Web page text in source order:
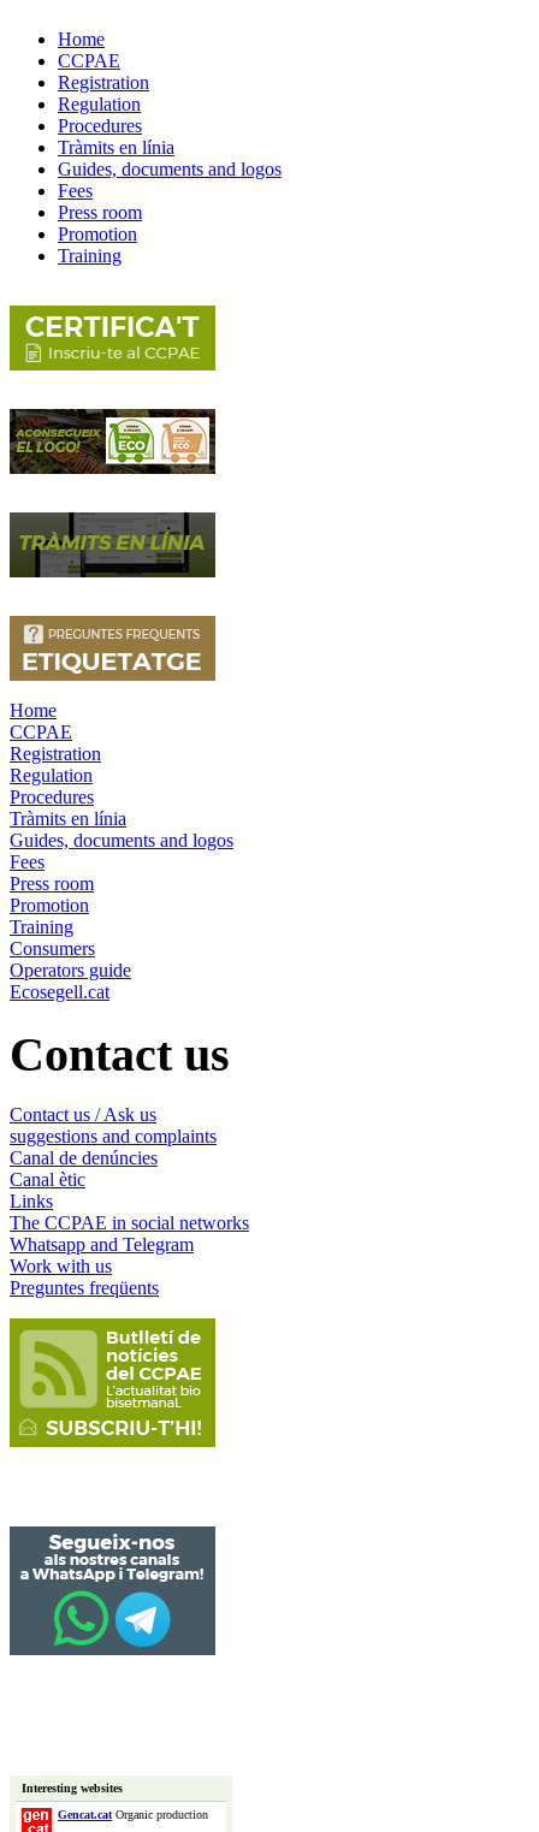
Home
CCPAE
Registration
Regulation
Procedures
Tràmits en línia
Guides, documents and logos
Fees
Press room
Promotion
Training
Home
CCPAE
Registration
Regulation
Procedures
Tràmits en línia
Guides, documents and logos
Fees
Press room
Promotion
Training
Consumers
Operators guide
Ecosegell.cat
Contact us
Contact us / Ask us
suggestions and complaints
Canal de denúncies
Canal ètic
Links
The CCPAE in social networks
Whatsapp and Telegram
Work with us
Preguntes freqüents
Interesting websites
Gencat.catOrganic production